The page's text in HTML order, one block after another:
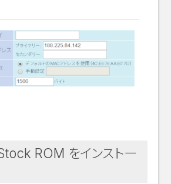
ROM をインストー